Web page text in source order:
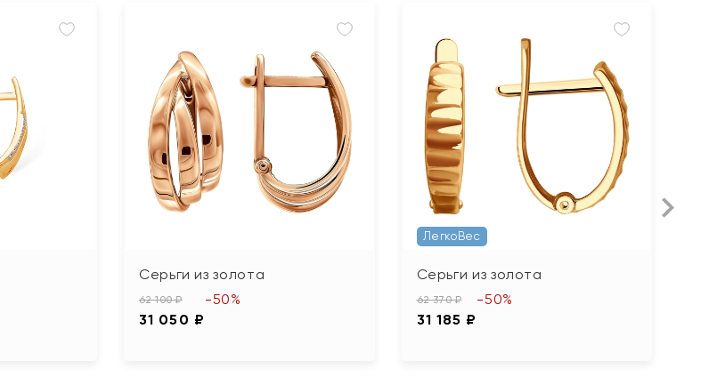
Серьги из золота
62 100 ₽
31 050 ₽
-50%
ЛегкоВес
Серьги из золота
62 370 ₽
31 185 ₽
-50%